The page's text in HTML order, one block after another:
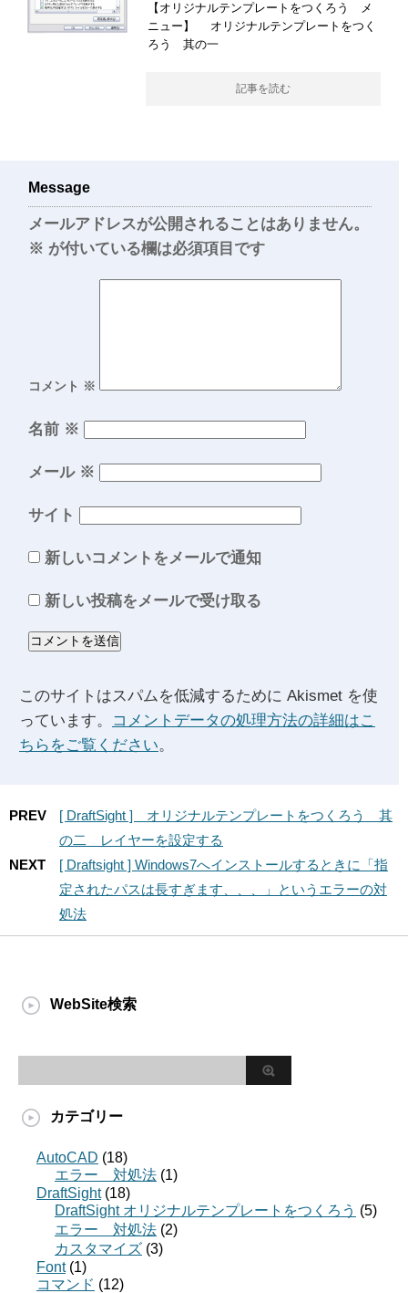
【オリジナルテンプレートをつくろう メ
ニュー】 オリジナルテンプレートをつく
ろう 其の一
記事を読む
Message
メールアドレスが公開されることはありません。
※ が付いている欄は必須項目です
コメント ※
名前 ※
メール ※
サイト
新しいコメントをメールで通知
新しい投稿をメールで受け取る
このサイトはスパムを低減するために Akismet を使
っています。
コメントデータの処理方法の詳細はこ
ちらをご覧ください。
PREV
[ DraftSight ] オリジナルテンプレートをつくろう 其
の二 レイヤーを設定する
NEXT
[ Draftsight ] Windows7へインストールするときに「指
定されたパスは長すぎます、、、」というエラーの対
処法
WebSite検索
カテゴリー
AutoCAD (18)
エラー 対処法 (1)
DraftSight(18)
DraftSight オリジナルテンプレートをつくろう (5)
エラー 対処法 (2)
カスタマイズ (3)
Font(1)
コマンド (12)